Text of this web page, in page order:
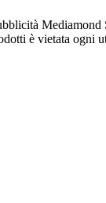
è vietata ogni